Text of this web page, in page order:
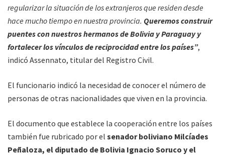
regularizar la situación de los extranjeros que residen desde
hace mucho tiempo en nuestra provincia. Queremos construir
puentes con nuestros hermanos de Bolivia y Paraguay y
fortalecer los vínculos de reciprocidad entre los países”,
indicó Assennato, titular del Registro Civil.
El funcionario indicó la necesidad de conocer el número de
personas de otras nacionalidades que viven en la provincia.
El documento que establece la cooperación entre los países
también fue rubricado por el senador boliviano Milcíades
Peñaloza, el diputado de Bolivia Ignacio Soruco y el